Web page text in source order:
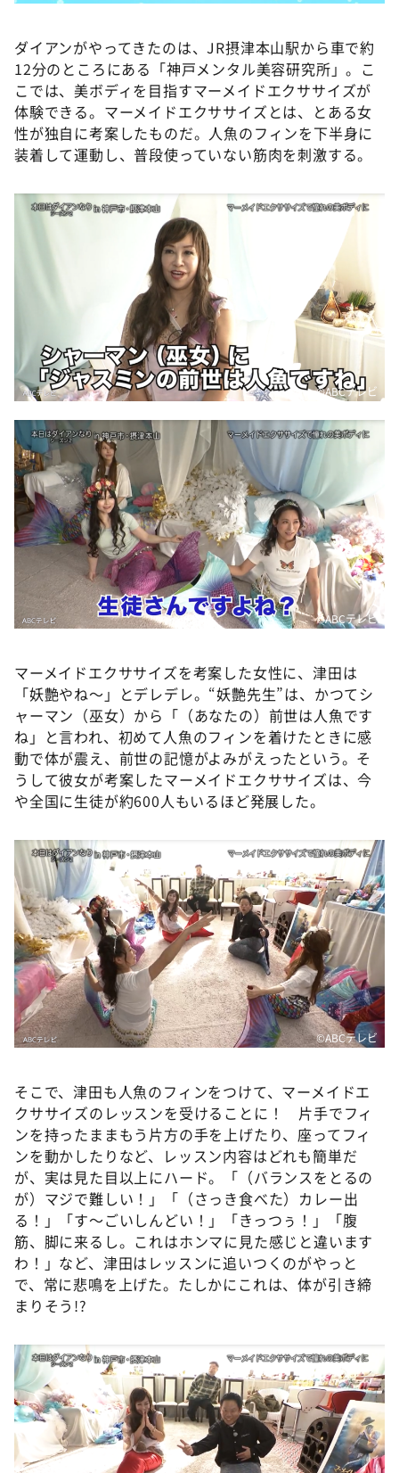
ダイアンがやってきたのは、JR摂津本山駅から車で約
12分のところにある「神戸メンタル美容研究所」。こ
こでは、美ボディを目指すマーメイドエクササイズが
体験できる。マーメイドエクササイズとは、とある女
性が独自に考案したものだ。人魚のフィンを下半身に
装着して運動し、普段使っていない筋肉を刺激する。
©️ABCテレビ
©️ABCテレビ
マーメイドエクササイズを考案した女性に、津田は
「妖艶やね～」とデレデレ。“妖艶先生”は、かつてシ
ャーマン（巫女）から「（あなたの）前世は人魚です
ね」と言われ、初めて人魚のフィンを着けたときに感
動で体が震え、前世の記憶がよみがえったという。そ
うして彼女が考案したマーメイドエクササイズは、今
や全国に生徒が約600人もいるほど発展した。
©️ABCテレビ
そこで、津田も人魚のフィンをつけて、マーメイドエ
クササイズのレッスンを受けることに！ 片手でフィ
ンを持ったままもう片方の手を上げたり、座ってフィ
ンを動かしたりなど、レッスン内容はどれも簡単だ
が、実は見た目以上にハード。「（バランスをとるの
が）マジで難しい！」「（さっき食べた）カレー出
る！」「す～ごいしんどい！」「きっつぅ！」「腹
筋、脚に来るし。これはホンマに見た感じと違います
わ！」など、津田はレッスンに追いつくのがやっと
で、常に悲鳴を上げた。たしかにこれは、体が引き締
まりそう!?